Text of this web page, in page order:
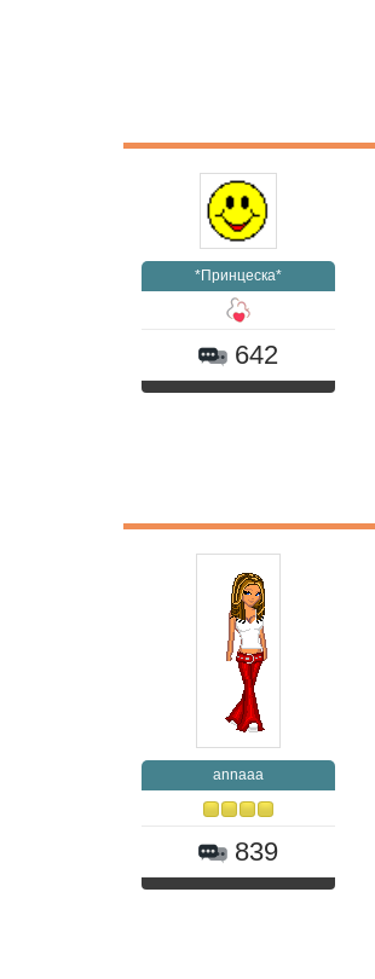
*Принцеска*
642
annaaa
839